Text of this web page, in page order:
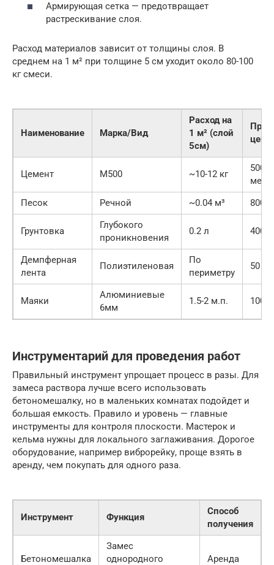
Армирующая сетка — предотвращает
растрескивание слоя.
Расход материалов зависит от толщины слоя. В
среднем на 1 м² при толщине 5 см уходит около 80-100
кг смеси.
Наименование Марка/Вид
Расход на
1 м² (слой
5см)
цена
Цемент М500 ~10-12 кг
500
Песок
Речной ~0.04 м³ 800
Грунтовка
Глубокого
проникновения
0.2 л 400
Демпферная
лента
Полиэтиленовая
По
периметру
50
Маяки
Алюминиевые
6мм
1.5-2 м.п. 100
Инструментарий для проведения работ
Правильный инструмент упрощает процесс в разы. Для
замеса раствора лучше всего использовать
бетономешалку, но в маленьких комнатах подойдет и
большая емкость. Правило и уровень — главные
инструменты для контроля плоскости. Мастерок и
кельма нужны для локального заглаживания. Дорогое
оборудование, например виброрейку, проще взять в
аренду, чем покупать для одного раза.
Инструмент Функция
Способ
получения
Бетономешалка
Замес
однородного
Аренда